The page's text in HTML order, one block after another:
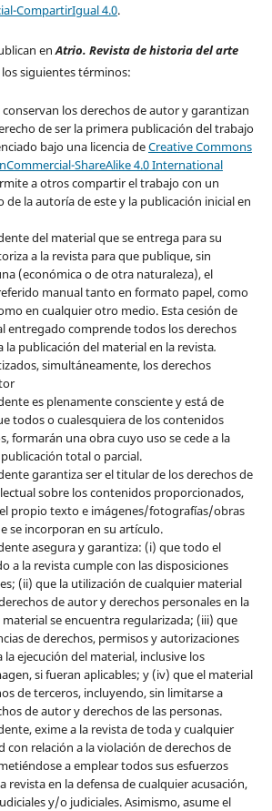
CompartirIgual 4.0.
enAtrio. Revista de historia del arte
siguientes términos:
los derechos de autor y garantizan
de ser la primera publicación del trabajo
bajo una licencia deCreative Commons
ShareAlike 4.0 International
a otros compartir el trabajo con un
de la autoría de este y la publicación inicial en
del material que se entrega para su
a la revista para que publique, sin
(económica o de otra naturaleza), el
manual tanto en formato papel, como
en cualquier otro medio. Esta cesión de
entregado comprende todos los derechos
la publicación del material en la revista.
simultáneamente, los derechos
es plenamente consciente y está de
todos o cualesquiera de los contenidos
formarán una obra cuyo uso se cede a la
total o parcial.
garantiza ser el titular de los derechos de
sobre los contenidos proporcionados,
propio texto e imágenes/fotografías/obras
se incorporan en su artículo.
asegura y garantiza: (i) que todo el
a la revista cumple con las disposiciones
(ii) que la utilización de cualquier material
de autor y derechos personales en la
se encuentra regularizada; (iii) que
de derechos, permisos y autorizaciones
la ejecución del material, inclusive los
si fueran aplicables; y (iv) que el material
de terceros, incluyendo, sin limitarse a
de autor y derechos de las personas.
exime a la revista de toda y cualquier
con relación a la violación de derechos de
a emplear todos sus esfuerzos
revista en la defensa de cualquier acusación,
y/o judiciales. Asimismo, asume el